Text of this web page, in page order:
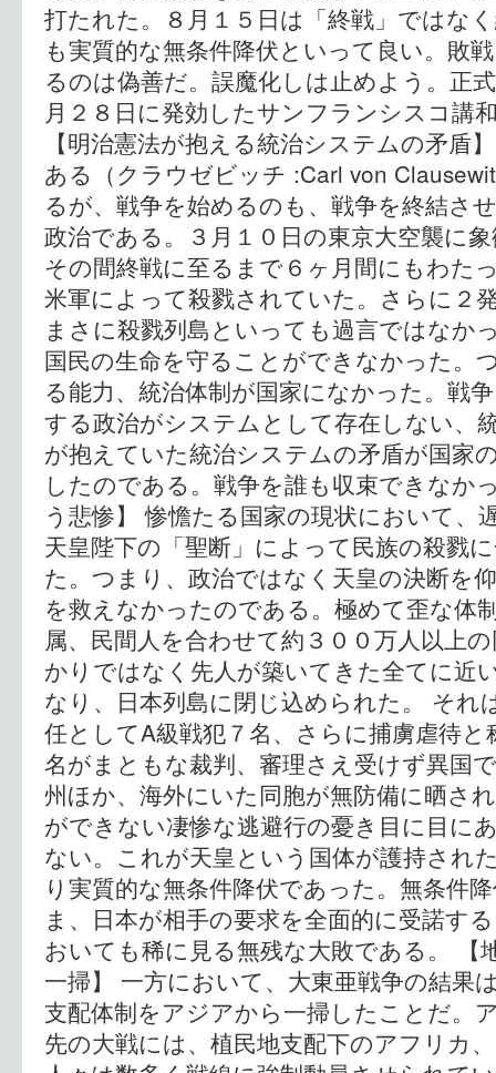
打たれた。８月１５日は「終戦」ではな
も実質的な無条件降伏といって良い。敗
るのは偽善だ。誤魔化しは止めよう。正
月２８日に発効したサンフランシスコ講
【明治憲法が抱える統治システムの矛盾
ある（クラウゼビッチ :Carl von
るが、戦争を始めるのも、戦争を終結さ
政治である。３月１０日の東京大空襲に
その間終戦に至るまで６ヶ月間にもわた
米軍によって殺戮されていた。さらに２
まさに殺戮列島といっても過言ではなか
国民の生命を守ることができなかった。
る能力、統治体制が国家になかった。戦
する政治がシステムとして存在しない、
が抱えていた統治システムの矛盾が国家
したのである。戦争を誰も収束できなか
う悲惨】 惨憺たる国家の現状において、
天皇陛下の「聖断」によって民族の殺戮
た。つまり、政治ではなく天皇の決断を
を救えなかったのである。極めて歪な体
属、民間人を合わせて約３００万人以上
かりではなく先人が築いてきた全てに近
なり、日本列島に閉じ込められた。 それ
任としてA級戦犯７名、さらに捕虜虐待
名がまともな裁判、審理さえ受けず異国
州ほか、海外にいた同胞が無防備に晒さ
ができない凄惨な逃避行の憂き目に目に
ない。これが天皇という国体が護持され
り実質的な無条件降伏であった。無条件
ま、日本が相手の要求を全面的に受諾す
おいても稀に見る無残な大敗である。 【
一掃】 一方において、大東亜戦争の結果
支配体制をアジアから一掃したことだ。
先の大戦には、植民地支配下のアフリカ